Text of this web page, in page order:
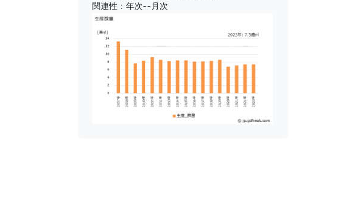
関連性：年次--月次